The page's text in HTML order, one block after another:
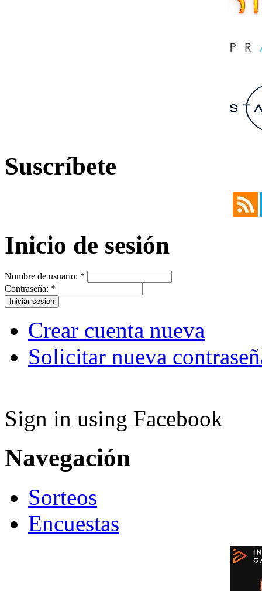
Suscríbete
Inicio de sesión
Nombre de usuario: *
Contraseña: *
Crear cuenta nueva
Solicitar nueva
Sign in using Facebook
Navegación
Sorteos
Encuestas